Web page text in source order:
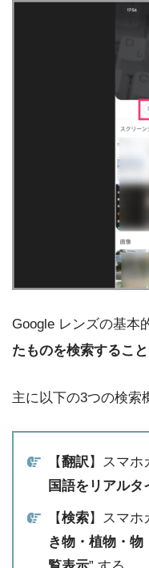
Google レンズの基本
たものを検索すること
主に以下の3つの検索
【翻訳】スマホ
国語をリアルタ
【検索】スマホ
き物・植物・